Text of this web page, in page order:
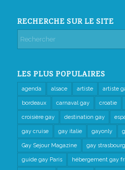
RECHERCHE SUR LE SITE
LES PLUS POPULAIRES
agenda alsace artiste artiste
bordeaux carnaval gay croatie
croisière gay destination gay
gay cruise gay italie gayonly
Gay Sejour Magazine gay strasbourg
guide gay Paris hébergement gay